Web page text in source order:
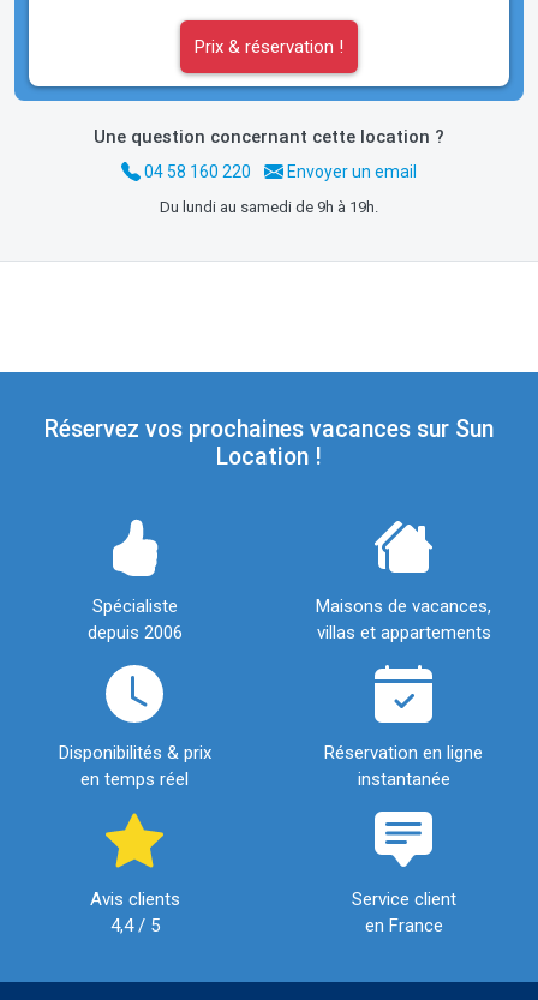
Prix & réservation !
Une question concernant cette location ?
04 58 160 220 Envoyer un email
Du lundi au samedi de 9h à 19h.
Réservez vos prochaines vacances sur Sun
Location !
Spécialiste
depuis 2006
Maisons de vacances,
villas et appartements
Disponibilités & prix
en temps réel
Réservation en ligne
instantanée
Avis clients
4,4 / 5
Service client
en France